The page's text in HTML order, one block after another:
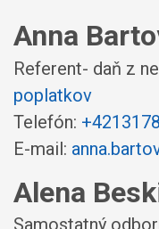
Anna
Referent- daň z
poplatkov
Telefón:
E-mail:
Alena